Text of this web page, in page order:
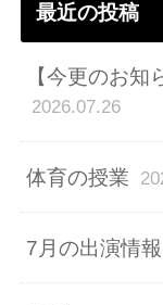
最近の投稿
【今更のお知
2026.07.26
体育の授業
7月の出演情報